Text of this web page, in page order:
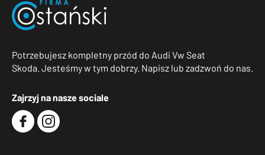
Potrzebujesz kompletny przód do Audi Vw Seat
Skoda. Jesteśmy w tym dobrzy. Napisz lub zadzwoń do nas.
Zajrzyj na nasze sociale